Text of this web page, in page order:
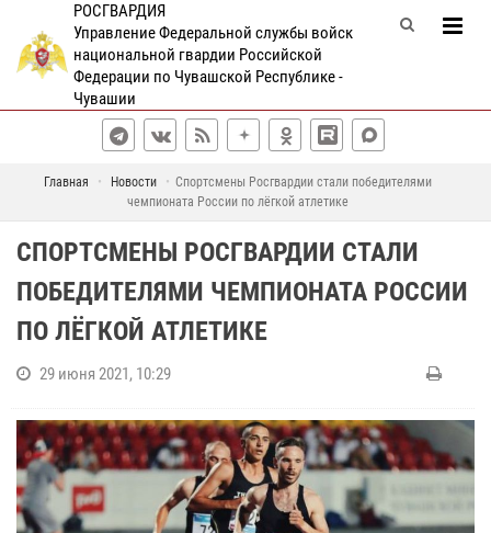
РОСГВАРДИЯ
Управление Федеральной службы войск
национальной гвардии Российской
Федерации по Чувашской Республике -
Чувашии
Главная Новости
Спортсмены Росгвардии стали победителями
чемпионата России по лёгкой атлетике
СПОРТСМЕНЫ РОСГВАРДИИ СТАЛИ
ПОБЕДИТЕЛЯМИ ЧЕМПИОНАТА РОССИИ
ПО ЛЁГКОЙ АТЛЕТИКЕ
29 июня 2021, 10:29